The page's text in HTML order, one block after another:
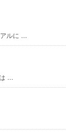
ルに ...
...